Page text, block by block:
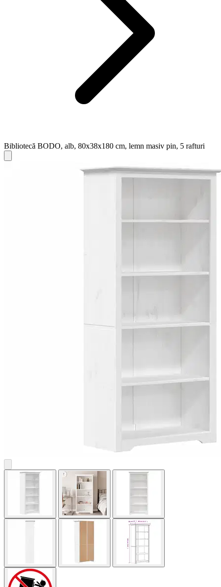
Bibliotecă BODO, alb, 80x38x180 cm, lemn masiv pin, 5 rafturi